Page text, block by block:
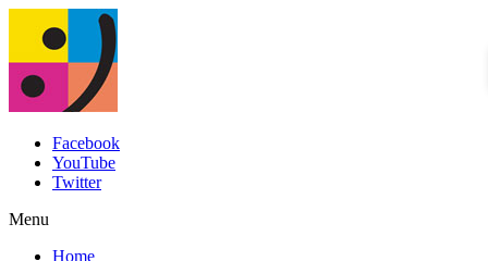
Facebook
YouTube
Twitter
Menu
Home